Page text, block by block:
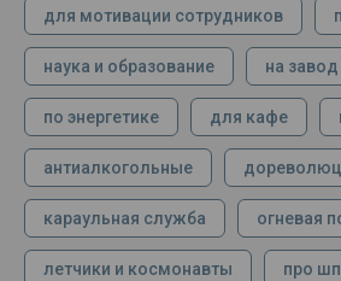
для мотивации сотрудников
наука и образование на завод
по энергетике для кафе
антиалкогольные
караульная служба огневая
летчики и космонавты про